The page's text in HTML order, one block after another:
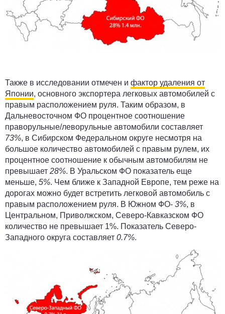
Также в исследовании отмечен и фактор удаления от
Японии, основного экспортера легковых автомобилей с
правым расположением руля. Таким образом, в
Дальневосточном ФО процентное соотношение
праворульные/леворульные автомобили составляет
73%, в Сибирском Федеральном округе несмотря на
большое количество автомобилей с правым рулем, их
процентное соотношение к обычным автомобилям не
превышает 28%. В Уральском ФО показатель еще
меньше, 5%. Чем ближе к Западной Европе, тем реже на
дорогах можно будет встретить легковой автомобиль с
правым расположением руля. В Южном ФО- 3%, в
Центральном, Приволжском, Северо-Кавказском ФО
количество не превышает 1%. Показатель Северо-
Западного округа составляет 0.7%.